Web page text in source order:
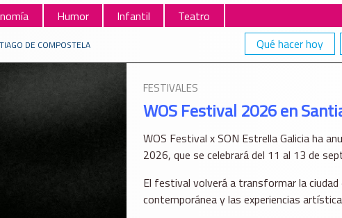
Humor Infantil
Teatro
Qué hacer hoy
DE COMPOSTELA
FESTIVALES
WOS Festival 2026 en
WOS Festival x SON Estrella Galicia ha
2026, que se celebrará del 11 al 13 de
El festival volverá a transformar la
contemporánea y las experiencias